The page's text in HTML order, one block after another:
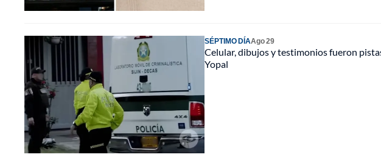
SÉPTIMO DÍAAgo 29
Celular, dibujos y testimonios fueron
Yopal